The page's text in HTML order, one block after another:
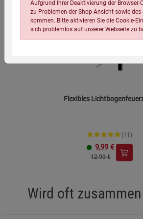
-23%
Flexibles
(11)
9,99 €
12.99 €
Wird oft
Aufgrund Ihrer Deaktivierung der Browser-
zu Problemen der Shop-Ansicht sowie des
kommen. Bitte aktivieren Sie die Cookie-
sich problemlos auf unserer Webseite zu
Einstellungen speichern für die Gruppe
Einwilligung nicht erteilen
Beschreibung Notwendige Cookies